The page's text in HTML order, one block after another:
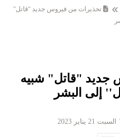
تحذيرات من فيروس جديد "قاتل"
جديد "قاتل" شبيه
إلى البشر
السبت 21 يناير 2023